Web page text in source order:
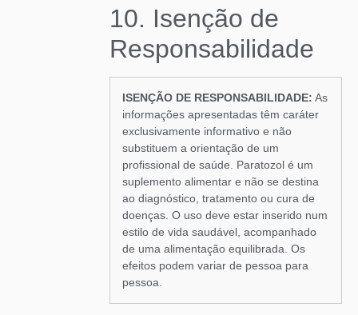
10. Isenção de
Responsabilidade
ISENÇÃO DE RESPONSABILIDADE: As
informações apresentadas têm caráter
exclusivamente informativo e não
substituem a orientação de um
profissional de saúde. Paratozol é um
suplemento alimentar e não se destina
ao diagnóstico, tratamento ou cura de
doenças. O uso deve estar inserido num
estilo de vida saudável, acompanhado
de uma alimentação equilibrada. Os
efeitos podem variar de pessoa para
pessoa.